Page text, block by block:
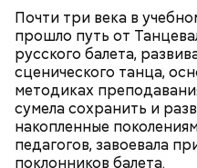
Почти три века в
прошло путь от
русского балета,
сценического танца,
методиках
сумела сохранить и
накопленные
педагогов, завоевала
поклонников балета.
В третьем фильме
Килмер пошел на
заменить устоявшегося
Филипп II
(Alexander, 2004)